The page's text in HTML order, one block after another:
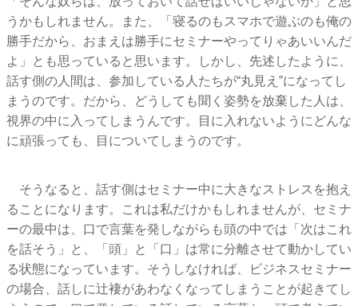
うかもしれません。また、「寝るのもスマホで遊ぶのも俺の
勝手だから、おまえは勝手にセミナーやってりゃあいいんだ
よ」とも思っていると思います。しかし、先述したように、
話す側の人間は、参加している人たちが“丸見え”になってし
まうのです。だから、どうしても聞く姿勢を放棄した人は、
視界の中に入ってしまうんです。目に入れないようにどんな
に頑張っても、目についてしまうのです。
そうなると、話す側はセミナー中に大きなストレスを抱え
ることになります。これは私だけかもしれませんが、セミナ
ーの最中は、口で言葉を発しながらも頭の中では「次はこれ
を話そう」と、「頭」と「口」は常に分離させて動かしてい
る状態になっています。そうしなければ、ビジネスセミナー
の場合、話しに辻褄があわなくなってしまうことが起きてし